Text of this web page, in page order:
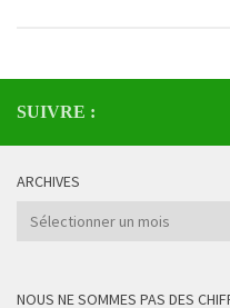
SUIVRE :
ARCHIVES
Archives
NOUS NE SOMMES PAS DES